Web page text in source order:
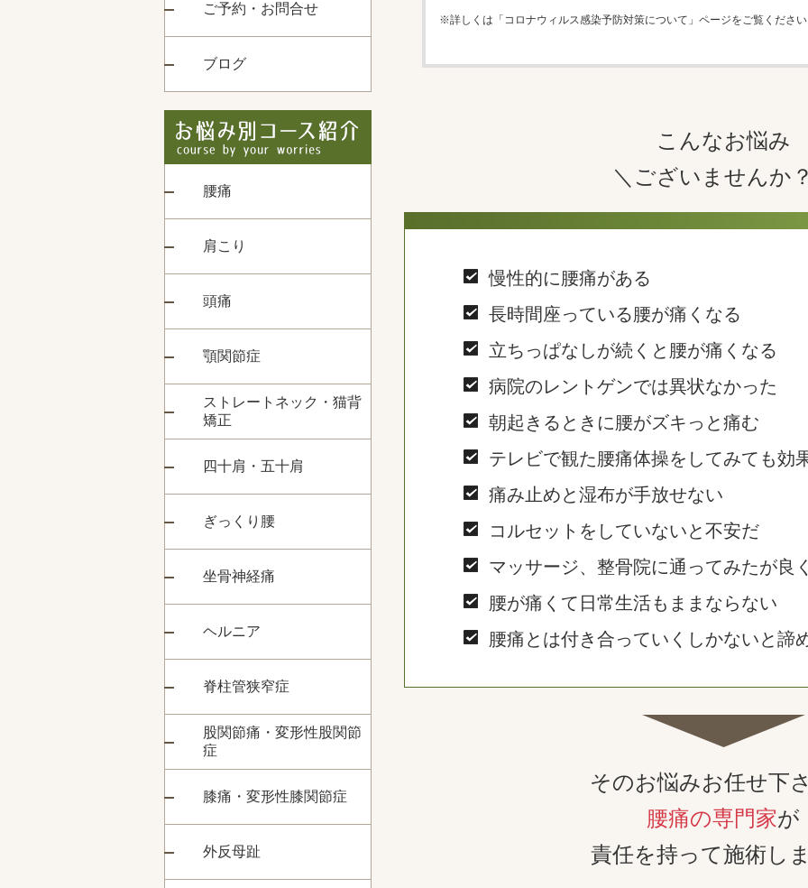
ご予約・お問合せ
ブログ
腰痛
肩こり
頭痛
顎関節症
ストレートネック・猫背
矯正
四十肩・五十肩
ぎっくり腰
坐骨神経痛
ヘルニア
脊柱管狭窄症
股関節痛・変形性股関節
症
膝痛・変形性膝関節症
外反母趾
※詳しくは「コロナウィルス感染予防対策について」ページをご覧ください
こんなお悩み
＼ございませんか
慢性的に腰痛がある
長時間座っている腰が痛くなる
立ちっぱなしが続くと腰が痛くなる
病院のレントゲンでは異状なかった
朝起きるときに腰がズキっと痛む
テレビで観た腰痛体操をしてみても効
痛み止めと湿布が手放せない
コルセットをしていないと不安だ
マッサージ、整骨院に通ってみたが良
腰が痛くて日常生活もままならない
腰痛とは付き合っていくしかないと諦
そのお悩みお任せ下
腰痛の専門家が
責任を持って施術し